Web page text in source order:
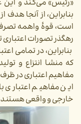
«رئیس» می‌کند و این
بنابراین، از آنجا هدف
است، قوۀ واهمه
رهگذر تصورات
بنابراین، در تمامی
که منشا انتزاع و
مفاهیم اعتباری در
این مفاهیم
خارجی و واقعی